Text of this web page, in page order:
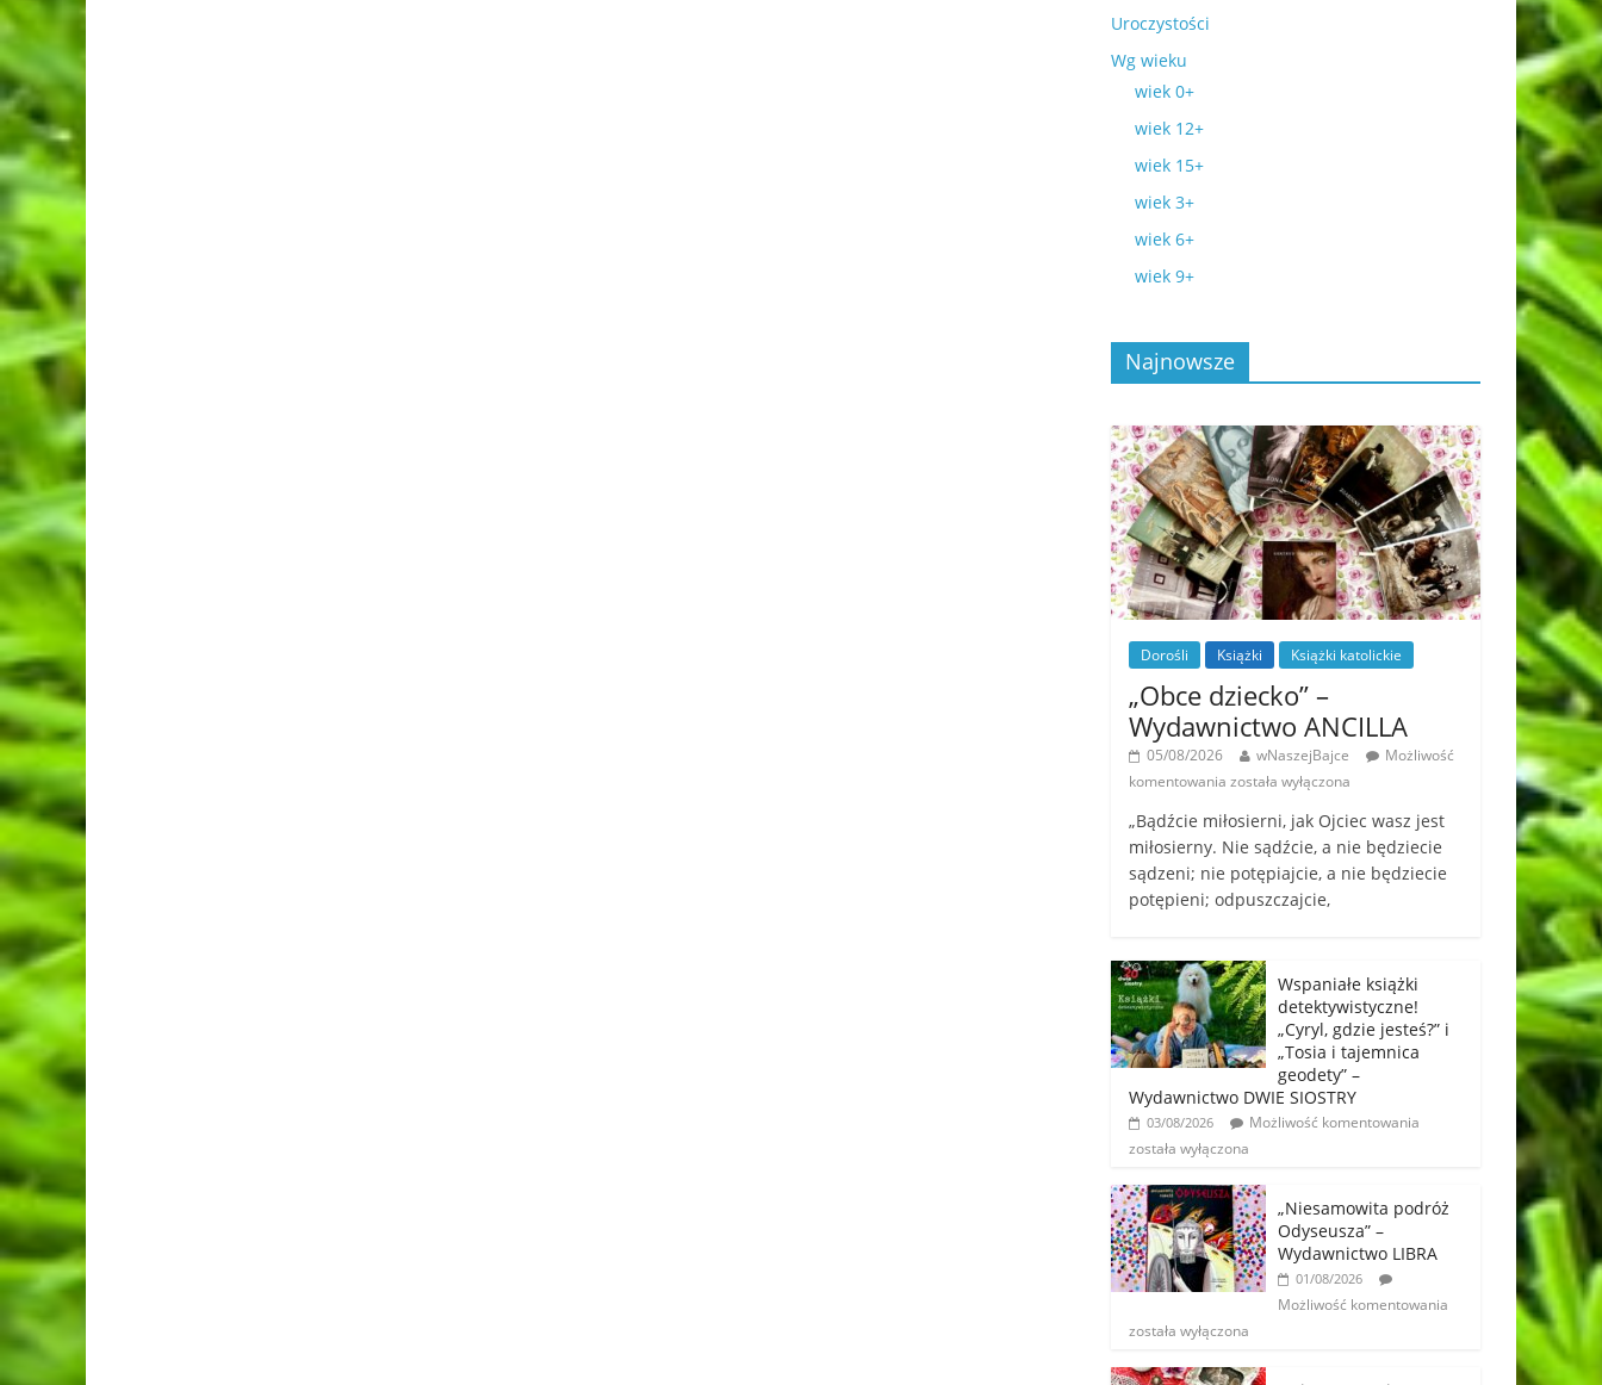
Uroczystości
Wg wieku
wiek 0+
wiek 12+
wiek 15+
wiek 3+
wiek 6+
wiek 9+
Najnowsze
Dorośli Książki Książki katolickie
„Obce dziecko” –
Wydawnictwo ANCILLA
05/08/2026 wNaszejBajce
Możliwość
komentowania została wyłączona
„Bądźcie miłosierni, jak Ojciec wasz jest
miłosierny. Nie sądźcie, a nie będziecie
sądzeni; nie potępiajcie, a nie będziecie
potępieni; odpuszczajcie,
Wspaniałe książki
detektywistyczne!
„Cyryl, gdzie jesteś?” i
„Tosia i tajemnica
geodety” –
Wydawnictwo DWIE SIOSTRY
03/08/2026
Możliwość komentowania
została wyłączona
„Niesamowita podróż
Odyseusza” –
Wydawnictwo LIBRA
01/08/2026
Możliwość komentowania
została wyłączona